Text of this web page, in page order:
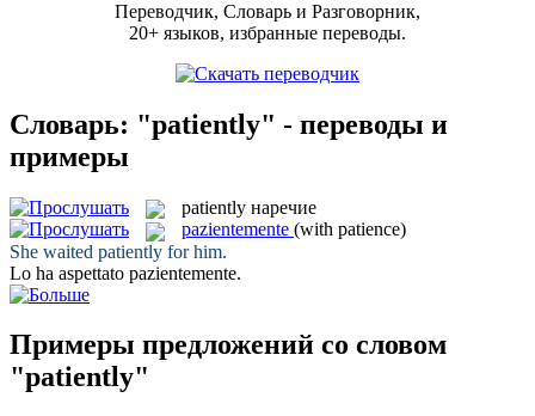
Переводчик, Словарь и Разговорник,
20+ языков, избранные переводы.
Словарь: "patiently" - переводы и
примеры
patiently наречие
pazientemente (with patience)
She waited patiently for him.
Lo ha aspettato pazientemente.
Примеры предложений со словом
"patiently"